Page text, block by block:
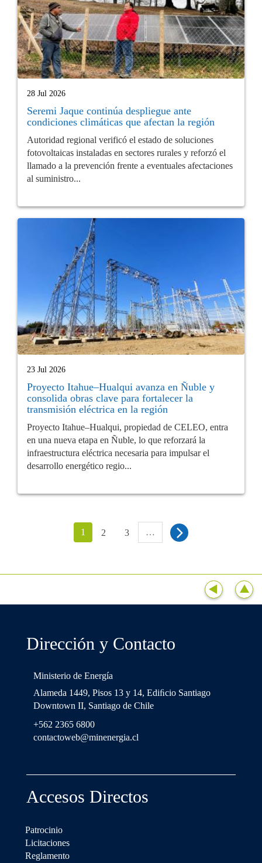
28 Jul 2026
Seremi Jaque continúa despliegue ante
condiciones climáticas que afectan la región
Autoridad regional verificó el estado de soluciones
fotovoltaicas instaladas en sectores rurales y reforzó el
llamado a la prevención frente a eventuales afectaciones
al suministro...
23 Jul 2026
Proyecto Itahue–Hualqui avanza en Ñuble y
consolida obras clave para fortalecer la
transmisión eléctrica en la región
Proyecto Itahue–Hualqui, propiedad de CELEO, entra
en una nueva etapa en Ñuble, lo que reforzará la
infraestructura eléctrica necesaria para impulsar el
desarrollo energético regio...
1 2 3 …
Dirección y Contacto
Ministerio de Energía
Alameda 1449, Pisos 13 y 14, Ediﬁcio Santiago
Downtown II, Santiago de Chile
+562 2365 6800
contactoweb@minenergia.cl
Accesos Directos
Patrocinio
Licitaciones
Reglamento